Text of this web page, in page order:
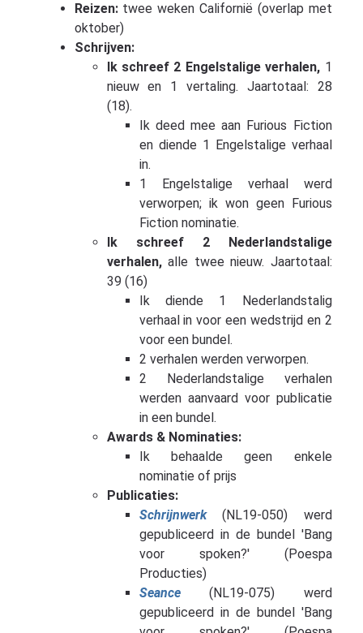
Reizen:twee weken Californië (overlap met
oktober)
Schrijven:
Ik schreef 2 Engelstalige verhalen, 1
nieuw en 1 vertaling. Jaartotaal: 28
(18).
Ik deed mee aan Furious Fiction
en diende 1 Engelstalige verhaal
in.
1 Engelstalige verhaal werd
verworpen; ik won geen Furious
Fiction nominatie.
Ik schreef 2 Nederlandstalige
verhalen,alle twee nieuw. Jaartotaal:
39 (16)
Ik diende 1 Nederlandstalig
verhaal in voor een wedstrijd en 2
voor een bundel.
2 verhalen werden verworpen.
2 Nederlandstalige verhalen
werden aanvaard voor publicatie
in een bundel.
Awards & Nominaties:
Ik behaalde geen enkele
nominatie of prijs
Publicaties:
Schrijnwerk(NL19-050) werd
gepubliceerd in de bundel 'Bang
voor spoken?' (Poespa
Producties)
Seance(NL19-075) werd
gepubliceerd in de bundel 'Bang